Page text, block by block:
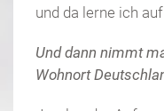
und da lerne ich
Und dann nimmt
Wohnort